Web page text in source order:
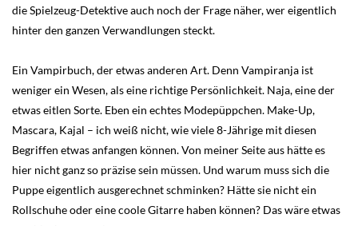
die Spielzeug-Detektive auch noch der Frage näher, wer eigentlich
hinter den ganzen Verwandlungen steckt.
Ein Vampirbuch, der etwas anderen Art. Denn Vampiranja ist
weniger ein Wesen, als eine richtige Persönlichkeit. Naja, eine der
etwas eitlen Sorte. Eben ein echtes Modepüppchen. Make-Up,
Mascara, Kajal – ich weiß nicht, wie viele 8-Jährige mit diesen
Begriffen etwas anfangen können. Von meiner Seite aus hätte es
hier nicht ganz so präzise sein müssen. Und warum muss sich die
Puppe eigentlich ausgerechnet schminken? Hätte sie nicht ein
Rollschuhe oder eine coole Gitarre haben können? Das wäre etwas